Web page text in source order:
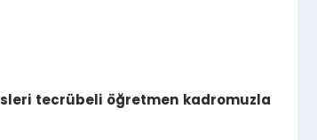
tecrübeli öğretmen kadromuzla